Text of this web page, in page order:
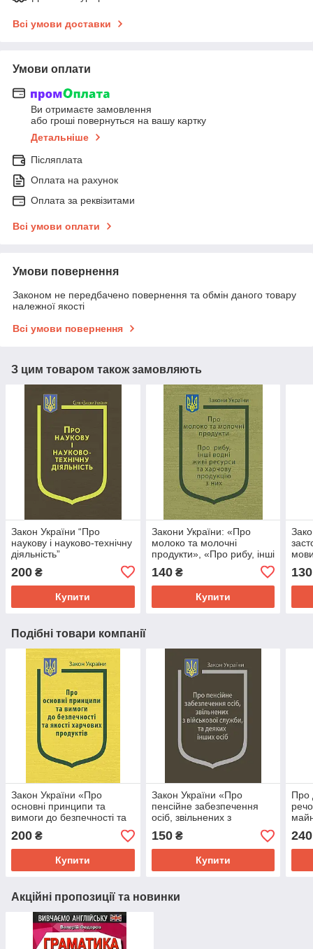
Всі умови доставки
Умови оплати
Ви отримаєте замовлення
або гроші повернуться на вашу картку
Детальніше
Післяплата
Оплата на рахунок
Оплата за реквізитами
Всі умови оплати
Умови повернення
Законом не передбачено повернення та обмін даного товару
належної якості
Всі умови повернення
З цим товаром також замовляють
Закон України “Про
наукову і науково-технічну
діяльність”
200 ₴
Купити
Закони України: «Про
молоко та молочні
продукти», «Про рибу, інші
харчову продукцію з них»
140₴
Купити
130
Подібні товари компанії
Закон України «Про
основні принципи та
вимоги до безпечності та
якості харчових продуктів»
200 ₴
Купити
Закон України «Про
пенсійне забезпечення
осіб, звільнених з
військової служби, та
деяких інших осіб»
150₴
Купити
Про
240
Акційні пропозиції та новинки